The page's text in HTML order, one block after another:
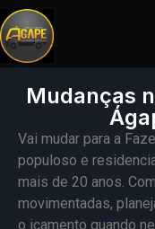
Mudanças
Vai mudar para a
populoso e
mais de 20 anos.
movimentadas,
o içamento quando